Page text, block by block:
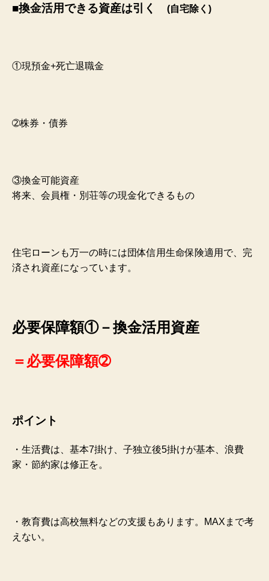
■換金活用できる資産は引く (自宅除く)
①現預金+死亡退職金
➁株券・債券
③換金可能資産
将来、会員権・別荘等の現金化できるもの
住宅ローンも万一の時には団体信用生命保険適用で、完
済され資産になっています。
必要保障額①－換金活用資産
＝必要保障額➁
ポイント
・生活費は、基本7掛け、子独立後5掛けが基本、浪費
家・節約家は修正を。
・教育費は高校無料などの支援もあります。MAXまで考
えない。